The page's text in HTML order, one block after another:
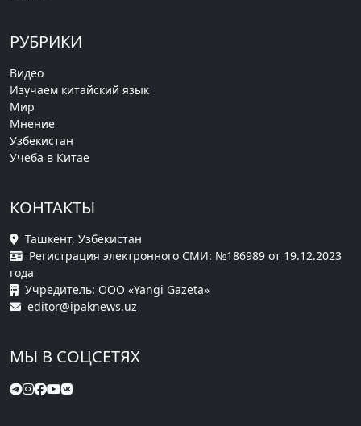
РУБРИКИ
Видео
Изучаем китайский язык
Мир
Мнение
Узбекистан
Учеба в Китае
КОНТАКТЫ
Ташкент, Узбекистан
Регистрация электронного СМИ: №186989 от 19.12.2023
года
Учредитель: ООО «Yangi Gazeta»
editor@ipaknews.uz
МЫ В СОЦСЕТЯХ